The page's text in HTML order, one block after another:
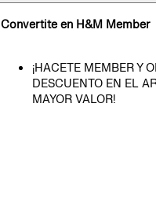
Convertite en H&M Member
¡HACETE MEMBER Y
DESCUENTO EN EL
MAYOR VALOR!